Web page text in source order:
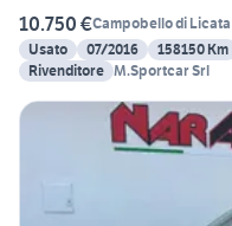
10.750 €Campobello di Licata
Usato
07/2016 158150 Km
Rivenditore M.Sportcar Srl